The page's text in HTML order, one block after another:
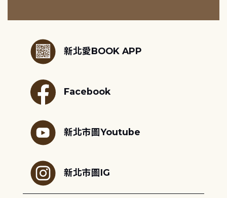
新北愛BOOK APP
Facebook
新北市圖Youtube
新北市圖IG